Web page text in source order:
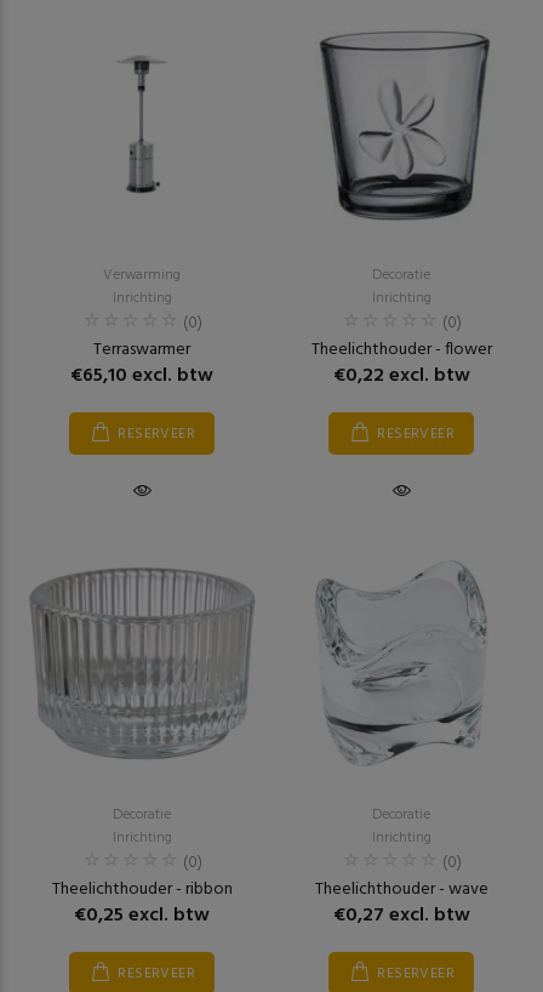
Verwarming
Inrichting
(0)
Terraswarmer
€65,10 excl. btw
RESERVEER
Decoratie
Inrichting
(0)
Theelichthouder - flower
€0,22 excl. btw
RESERVEER
Decoratie
Inrichting
(0)
Theelichthouder - ribbon
€0,25 excl. btw
RESERVEER
Decoratie
Inrichting
(0)
Theelichthouder - wave
€0,27 excl. btw
RESERVEER